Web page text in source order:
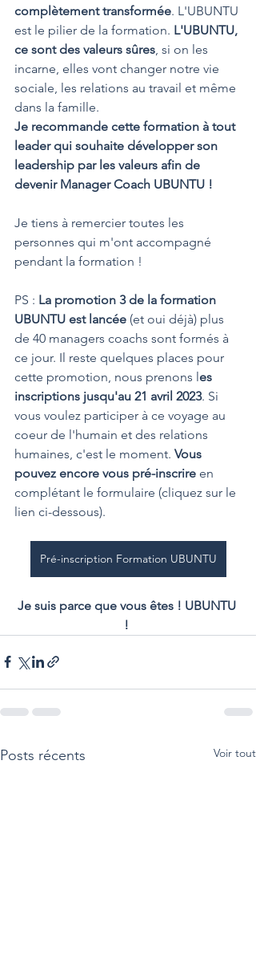
complètement transformée. L'UBUNTU
est le pilier de la formation. L'UBUNTU,
ce sont des valeurs sûres, si on les
incarne, elles vont changer notre vie
sociale, les relations au travail et même
dans la famille.
Je recommande cette formation à tout
leader qui souhaite développer son
leadership par les valeurs afin de
devenir Manager Coach UBUNTU !
Je tiens à remercier toutes les
personnes qui m'ont accompagné
pendant la formation !
PS : La promotion 3 de la formation
UBUNTU est lancée (et oui déjà) plus
de 40 managers coachs sont formés à
ce jour. Il reste quelques places pour
cette promotion, nous prenons les
inscriptions jusqu'au 21 avril 2023. Si
vous voulez participer à ce voyage au
coeur de l'humain et des relations
humaines, c'est le moment. Vous
pouvez encore vous pré-inscrire en
complétant le formulaire (cliquez sur le
lien ci-dessous).
Pré-inscription Formation UBUNTU
Je suis parce que vous êtes ! UBUNTU
!
Posts récents Voir tout